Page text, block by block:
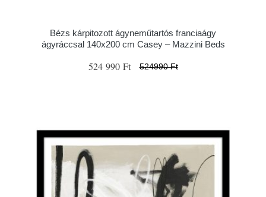
Bézs kárpitozott ágyneműtartós franciaágy
ágyráccsal 140x200 cm Casey – Mazzini Beds
524 990 Ft 524990 Ft